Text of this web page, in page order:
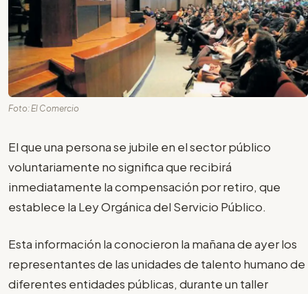
Foto: El Comercio
El que una persona se jubile en el sector público
voluntariamente no significa que recibirá
inmediatamente la compensación por retiro, que
establece la Ley Orgánica del Servicio Público.
Esta información la conocieron la mañana de ayer los
representantes de las unidades de talento humano de
diferentes entidades públicas, durante un taller